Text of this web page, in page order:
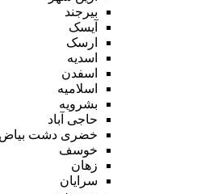
بیرجند
آیسک
ارسک
اسدیه
اسفدن
اسلامیه
بشرویه
حاجی آباد
خضری دشت بیاض
خوسف
زهان
سرایان